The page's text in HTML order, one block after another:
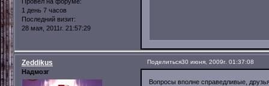
1 день 7 часов
Последний визит:
28 мая, 2011г. 21:57:29
Поделиться30 июня, 2009г. 01:37:08
Zeddikus
Надмозг
Вопросы вполне справедливые,